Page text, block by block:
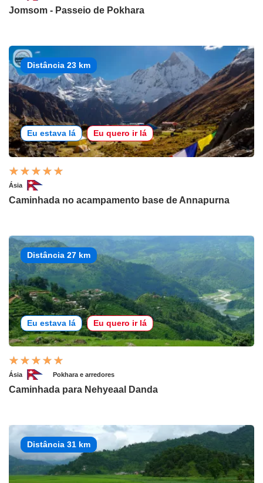
Jomsom - Passeio de Pokhara
Distância 23 km
Eu estava lá Eu quero ir lá
Ásia
Caminhada no acampamento base de Annapurna
Distância 27 km
Eu estava lá Eu quero ir lá
Ásia Pokhara e arredores
Caminhada para Nehyeaal Danda
Distância 31 km